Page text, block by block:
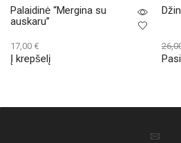
Palaidinė “Mergina su
auskaru”
17,00 €
Į krepšelį